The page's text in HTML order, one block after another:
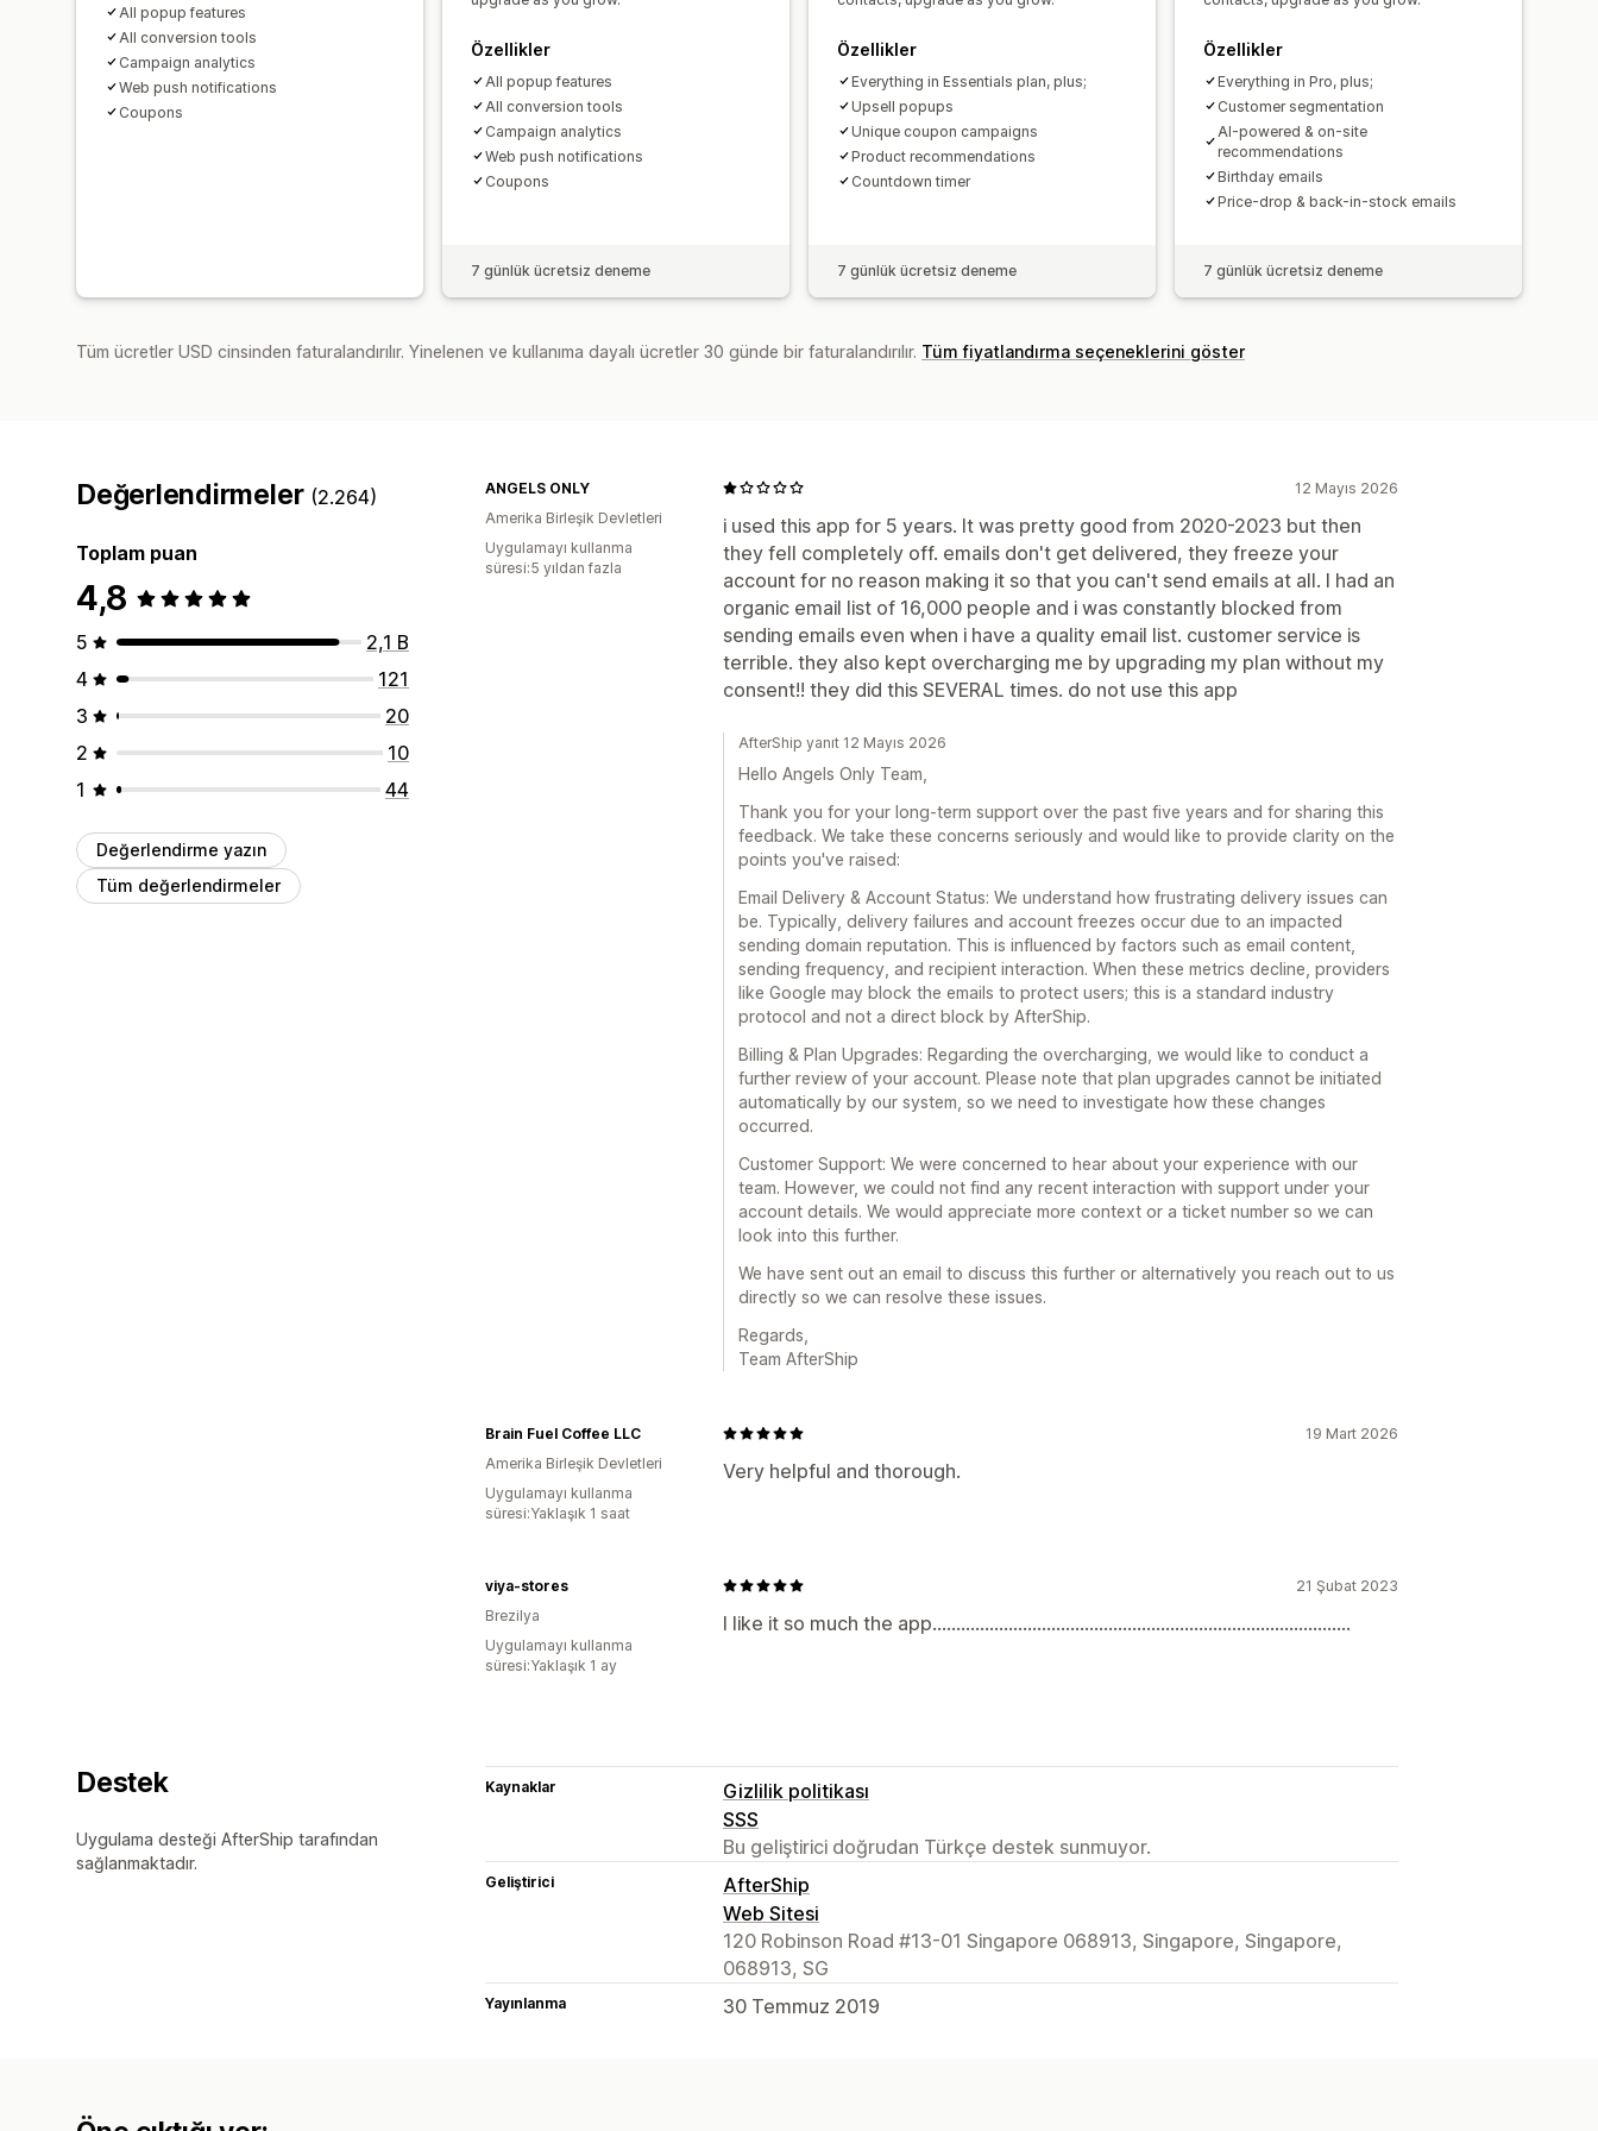
All popup features
All conversion tools
Campaign analytics
Web push notifications
Coupons
Özellikler
All popup features
All conversion tools
Campaign analytics
Web push notifications
Coupons
7 günlük ücretsiz deneme
Özellikler
Everything in Essentials plan, plus;
Upsell popups
Unique coupon campaigns
Product recommendations
Countdown timer
7 günlük ücretsiz deneme
Özellikler
Everything in Pro, plus;
Customer segmentation
AI-powered & on-site
recommendations
Birthday emails
Price-drop & back-in-stock emails
7 günlük ücretsiz deneme
Tüm ücretler USD cinsinden faturalandırılır. Yinelenen ve kullanıma dayalı ücretler 30 günde bir faturalandırılır. Tüm fiyatlandırma seçeneklerini göster
Değerlendirmeler (2.264)
Toplam puan
4,8
5
2,1 B
4
121
3
20
2
10
1
44
Değerlendirme yazın
Tüm değerlendirmeler
12 Mayıs 2026
i used this app for 5 years. It was pretty good from 2020-2023 but then
they fell completely off. emails don't get delivered, they freeze your
account for no reason making it so that you can't send emails at all. I had an
organic email list of 16,000 people and i was constantly blocked from
sending emails even when i have a quality email list. customer service is
terrible. they also kept overcharging me by upgrading my plan without my
consent!! they did this SEVERAL times. do not use this app
ANGELS ONLY
Amerika Birleşik Devletleri
Uygulamayı kullanma
süresi:5 yıldan fazla
AfterShip yanıt 12 Mayıs 2026
Hello Angels Only Team,
Thank you for your long-term support over the past five years and for sharing this
feedback. We take these concerns seriously and would like to provide clarity on the
points you've raised:
Email Delivery & Account Status: We understand how frustrating delivery issues can
be. Typically, delivery failures and account freezes occur due to an impacted
sending domain reputation. This is influenced by factors such as email content,
sending frequency, and recipient interaction. When these metrics decline, providers
like Google may block the emails to protect users; this is a standard industry
protocol and not a direct block by AfterShip.
Billing & Plan Upgrades: Regarding the overcharging, we would like to conduct a
further review of your account. Please note that plan upgrades cannot be initiated
automatically by our system, so we need to investigate how these changes
occurred.
Customer Support: We were concerned to hear about your experience with our
team. However, we could not find any recent interaction with support under your
account details. We would appreciate more context or a ticket number so we can
look into this further.
We have sent out an email to discuss this further or alternatively you reach out to us
directly so we can resolve these issues.
Regards,
Team AfterShip
19 Mart 2026
Very helpful and thorough.
Brain Fuel Coffee LLC
Amerika Birleşik Devletleri
Uygulamayı kullanma
süresi:Yaklaşık 1 saat
21 Şubat 2023
I like it so much the app........................................................................................
viya-stores
Brezilya
Uygulamayı kullanma
süresi:Yaklaşık 1 ay
Destek
Uygulama desteği AfterShip tarafından
sağlanmaktadır.
Kaynaklar
Gizlilik politikası
SSS
Bu geliştirici doğrudan Türkçe destek sunmuyor.
Geliştirici
AfterShip
Web Sitesi
120 Robinson Road #13-01 Singapore 068913, Singapore, Singapore,
068913, SG
Yayınlanma 30 Temmuz 2019